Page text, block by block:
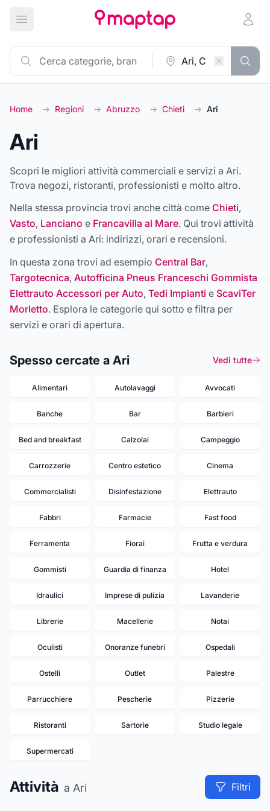
Apri menu principale
Home → Regioni → Abruzzo → Chieti → Ari
Ari
Scopri le migliori attività commerciali e servizi a Ari.
Trova negozi, ristoranti, professionisti e molto altro.
Nella stessa provincia trovi anche città come Chieti,
Vasto, Lanciano e Francavilla al Mare. Qui trovi attività
e professionisti a Ari: indirizzi, orari e recensioni.
In questa zona trovi ad esempio Central Bar,
Targotecnica, Autofficina Pneus Franceschi Gommista
Elettrauto Accessori per Auto, Tedi Impianti e ScaviTer
Morletto. Esplora le categorie qui sotto e filtra per
servizi e orari di apertura.
Spesso cercate a Ari Vedi tutte
Alimentari Autolavaggi Avvocati
Banche Bar Barbieri
Bed and breakfast Calzolai Campeggio
Carrozzerie Centro estetico Cinema
Commercialisti Disinfestazione Elettrauto
Fabbri Farmacie Fast food
Ferramenta Fiorai Frutta e verdura
Gommisti Guardia di finanza Hotel
Idraulici Imprese di pulizia Lavanderie
Librerie Macellerie Notai
Oculisti Onoranze funebri Ospedali
Ostelli Outlet Palestre
Parrucchiere Pescherie Pizzerie
Ristoranti Sartorie Studio legale
Supermercati
Attività a Ari Filtri